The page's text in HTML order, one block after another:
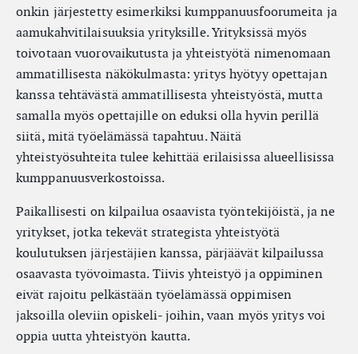
onkin järjestetty esimerkiksi kumppanuusfoorumeita ja
aamukahvitilaisuuksia yrityksille. Yrityksissä myös
toivotaan vuorovaikutusta ja yhteistyötä nimenomaan
ammatillisesta näkökulmasta: yritys hyötyy opettajan
kanssa tehtävästä ammatillisesta yhteistyöstä, mutta
samalla myös opettajille on eduksi olla hyvin perillä
siitä, mitä työelämässä tapahtuu. Näitä
yhteistyösuhteita tulee kehittää erilaisissa alueellisissa
kumppanuusverkostoissa.
Paikallisesti on kilpailua osaavista työntekijöistä, ja ne
yritykset, jotka tekevät strategista yhteistyötä
koulutuksen järjestäjien kanssa, pärjäävät kilpailussa
osaavasta työvoimasta. Tiivis yhteistyö ja oppiminen
eivät rajoitu pelkästään työelämässä oppimisen
jaksoilla oleviin opiskeli- joihin, vaan myös yritys voi
oppia uutta yhteistyön kautta.